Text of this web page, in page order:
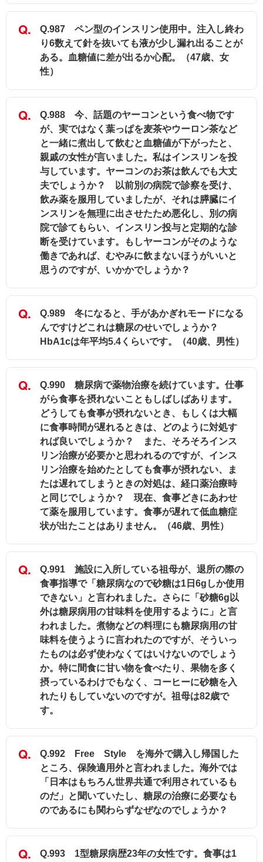
Q.987 ペン型のインスリン使用中。注入し終わ
り6数えて針を抜いても液が少し漏れ出ることが
ある。血糖値に差が出るか心配。（47歳、女
性）
Q.988 今、話題のヤーコンという食べ物です
が、実ではなく葉っぱを麦茶やウーロン茶など
と一緒に煮出して飲むと血糖値が下がったと、
親戚の女性が言いました。私はインスリンを投
与しています。ヤーコンのお茶は飲んでも大丈
夫でしょうか？ 以前別の病院で診察を受け、
飲み薬を服用していましたが、それは膵臓にイ
ンスリンを無理に出させたため悪化し、別の病
院で診てもらい、インスリン投与と定期的な診
断を受けています。もしヤーコンがそのような
働きであれば、むやみに飲まないほうがいいと
思うのですが、いかかでしょうか？
Q.989 冬になると、手があかぎれモードになる
んですけどこれは糖尿のせいでしょうか？
HbA1cは年平均5.4くらいです。（40歳、男性）
Q.990 糖尿病で薬物治療を続けています。仕事
がら食事を摂れないこともしばしばあります。
どうしても食事が摂れないとき、もしくは大幅
に食事時間が遅れるときは、どのように対処す
れば良いでしょうか？ また、そろそろインス
リン治療が必要かと思われるのですが、インス
リン治療を始めたとしても食事が摂れない、ま
たは遅れてしまうときの対処は、経口薬治療時
と同じでしょうか？ 現在、食事どきにあわせ
て薬を服用しています。食事が遅れて低血糖症
状が出たことはありません。（46歳、男性）
Q.991 施設に入所している祖母が、退所の際の
食事指導で「糖尿病なので砂糖は1日6gしか使用
できない」と言われました。さらに「砂糖6g以
外は糖尿病用の甘味料を使用するように」と言
われました。煮物などの料理にも糖尿病用の甘
味料を使うように言われたのですが、そういっ
たものは必ず使わなくてはいけないのでしょう
か。特に間食に甘い物を食べたり、果物を多く
摂っているわけでもなく、コーヒーに砂糖を入
れたりもしていないのですが。祖母は82歳で
す。
Q.992 Free Style を海外で購入し帰国した
ところ、保険適用外と言われました。海外では
「日本はもちろん世界共通で利用されているも
のだ」と聞いていたし、糖尿の治療に必要なも
のであるにも関わらずなぜなのでしょうか？
Q.993 1型糖尿病歴23年の女性です。食事は1